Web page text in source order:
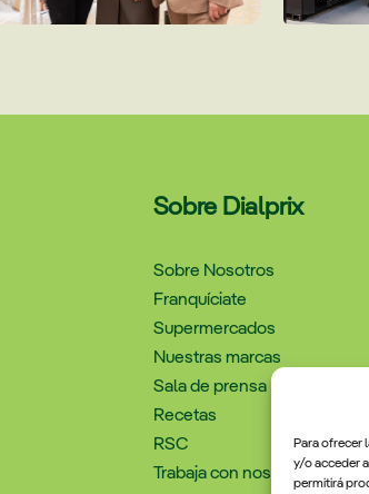
Para ofrecer
y/o acceder
permitirá
Sobre Dialprix
Sobre Nosotros
Franquíciate
Supermercados
Nuestras marcas
Sala de prensa
Recetas
RSC
Trabaja con nosotros